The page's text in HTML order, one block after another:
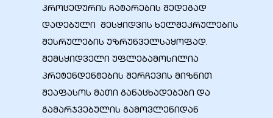
პროცედურის ჩატარების შედეგად
დადებული შესყიდვის ხელშეკრულების
შესრულების უზრუნველსაყოფად.
შემსყიდველი უფლებამოსილია
პრეტენდენტების შერჩევის მიზნით
შეაფასოს მათი განაცხადებები და
გამარჯვებულის გამოვლენიდან